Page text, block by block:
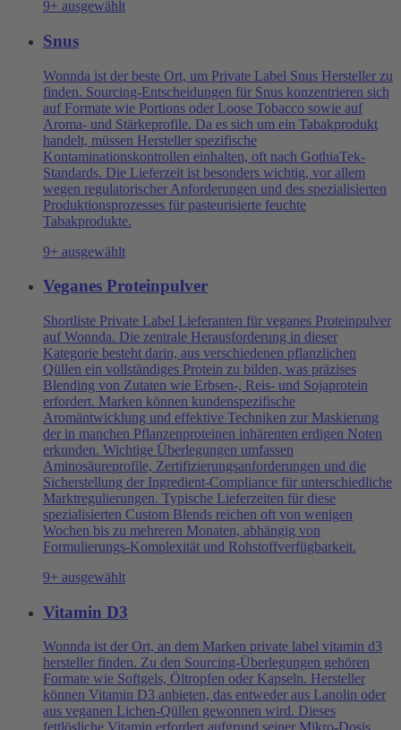
9+ ausgewählt
Snus
Wonnda ist der beste Ort, um Private Label Snus Hersteller zu
finden. Sourcing-Entscheidungen für Snus konzentrieren sich
auf Formate wie Portions oder Loose Tobacco sowie auf
Aroma- und Stärkeprofile. Da es sich um ein Tabakprodukt
handelt, müssen Hersteller spezifische
Kontaminationskontrollen einhalten, oft nach GothiaTek-
Standards. Die Lieferzeit ist besonders wichtig, vor allem
wegen regulatorischer Anforderungen und des spezialisierten
Produktionsprozesses für pasteurisierte feuchte
Tabakprodukte.
9+ ausgewählt
Veganes Proteinpulver
Shortliste Private Label Lieferanten für veganes Proteinpulver
auf Wonnda. Die zentrale Herausforderung in dieser
Kategorie besteht darin, aus verschiedenen pflanzlichen
Qüllen ein vollständiges Protein zu bilden, was präzises
Blending von Zutaten wie Erbsen-, Reis- und Sojaprotein
erfordert. Marken können kundenspezifische
Aromäntwicklung und effektive Techniken zur Maskierung
der in manchen Pflanzenproteinen inhärenten erdigen Noten
erkunden. Wichtige Überlegungen umfassen
Aminosäureprofile, Zertifizierungsanforderungen und die
Sicherstellung der Ingredient-Compliance für unterschiedliche
Marktregulierungen. Typische Lieferzeiten für diese
spezialisierten Custom Blends reichen oft von wenigen
Wochen bis zu mehreren Monaten, abhängig von
Formulierungs-Komplexität und Rohstoffverfügbarkeit.
9+ ausgewählt
Vitamin D3
Wonnda ist der Ort, an dem Marken private label vitamin d3
hersteller finden. Zu den Sourcing-Überlegungen gehören
Formate wie Softgels, Öltropfen oder Kapseln. Hersteller
können Vitamin D3 anbieten, das entweder aus Lanolin oder
aus veganen Lichen-Qüllen gewonnen wird. Dieses